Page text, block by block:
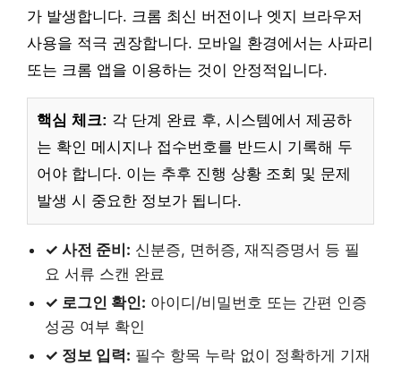
가 발생합니다. 크롬 최신 버전이나 엣지 브라우저
사용을 적극 권장합니다. 모바일 환경에서는 사파리
또는 크롬 앱을 이용하는 것이 안정적입니다.
핵심 체크: 각 단계 완료 후, 시스템에서 제공하
는 확인 메시지나 접수번호를 반드시 기록해 두
어야 합니다. 이는 추후 진행 상황 조회 및 문제
발생 시 중요한 정보가 됩니다.
✓ 사전 준비: 신분증, 면허증, 재직증명서 등 필
요 서류 스캔 완료
✓ 로그인 확인: 아이디/비밀번호 또는 간편 인증
성공 여부 확인
✓ 정보 입력: 필수 항목 누락 없이 정확하게 기재